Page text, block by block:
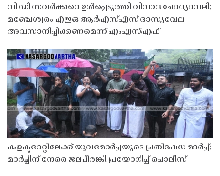
വി ഡി സവർക്കറെ ഉൾപ്പെടുത്തി വിവാദ ചോദ്യാവലി;
മഞ്ചേശ്വരം എഇഒ ആർഎസ്എസ് ദാസ്യവേല
അവസാനിപ്പിക്കണമെന്ന് എംഎസ്എഫ്
കളക്ടറേറ്റിലേക്ക് യുവമോർച്ചയുടെ പ്രതിഷേധ മാർച്ച്;
മാർച്ചിന് നേരെ ജലപീരങ്കി പ്രയോഗിച്ച് പൊലീസ്